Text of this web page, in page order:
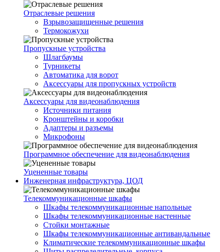
Отраслевые решения
Взрывозащищенные решения
Термокожухи
Пропускные устройства
Шлагбаумы
Турникеты
Автоматика для ворот
Аксессуары для пропускных устройств
Аксессуары для видеонаблюдения
Источники питания
Кронштейны и коробки
Адаптеры и разъемы
Микрофоны
Программное обеспечение для видеонаблюдения
Уцененные товары
Инженерная инфраструктура, ЦОД
Телекоммуникационные шкафы
Шкафы телекоммуникационные напольные
Шкафы телекоммуникационные настенные
Стойки монтажные
Шкафы телекоммуникационные антивандальные
Климатические телекоммуникационные шкафы